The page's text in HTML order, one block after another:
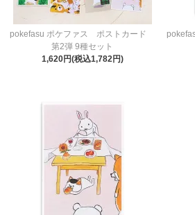
pokefasu ポケファス ポストカード
第2弾 9種セット
1,620円(税込1,782円)